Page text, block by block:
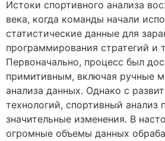
Истоки спортивного анализа
века, когда команды начали
статистические данные для
программирования стратегий и
Первоначально, процесс был
примитивным, включая ручные
анализа данных. Однако с
технологий, спортивный анализ
значительные изменения. В
огромные объемы данных